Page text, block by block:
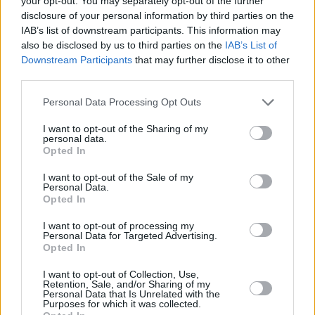
disclosure of your personal information by third parties on the
IAB’s list of downstream participants. This information may
also be disclosed by us to third parties on the IAB’s List of
Downstream Participants that may further disclose it to other
Please note that this website/app uses one or more Google
not limited to your visit or usage behaviour. You may click to
grant or deny consent to Google and its third-party tags to
use your data for below specified purposes in below Google
consent section.
Personal Data Processing Opt Outs
I want to opt-out of the Sharing of my
personal data.
Opted In
I want to opt-out of the Sale of my
Personal Data.
Opted In
I want to opt-out of processing my
Personal Data for Targeted Advertising.
Opted In
I want to opt-out of Collection, Use,
Retention, Sale, and/or Sharing of my
Personal Data that Is Unrelated with the
Purposes for which it was collected.
Λέικερςείναι στη12η θέση με 29-32 και μόλις ένα